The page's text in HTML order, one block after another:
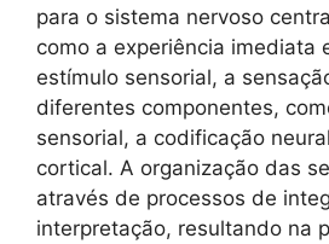
para o sistema nervoso
como a experiência imediata
estímulo sensorial, a
diferentes componentes,
sensorial, a codificação
cortical. A organização das
através de processos de
interpretação, resultando na